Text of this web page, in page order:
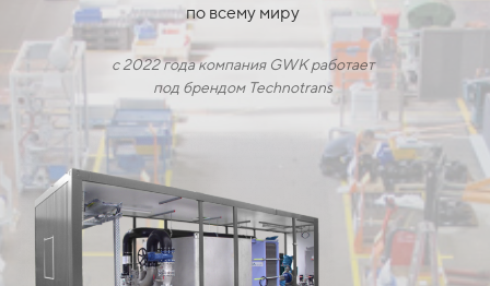
по всему миру
с 2022 года компания GWK работает
под брендом Technotrans